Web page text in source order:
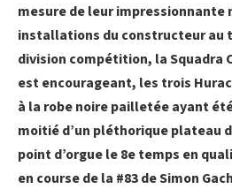
mesure de leur impressionnante
installations du constructeur au
division compétition, la Squadra
est encourageant, les trois
à la robe noire pailletée ayant
moitié d’un pléthorique plateau
point d’orgue le 8e temps en
en course de la #83 de Simon